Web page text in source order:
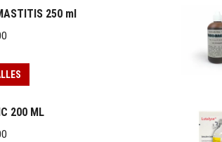
250 ml
200 ML